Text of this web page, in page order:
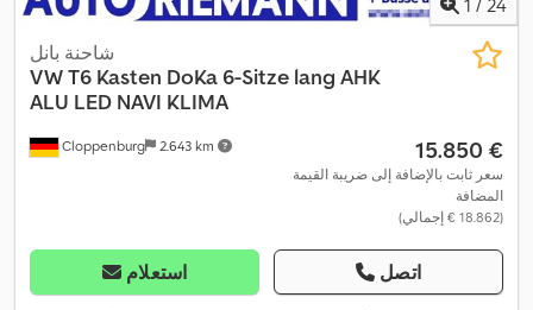
Cloppenburg 2.643 km
شاحنة بانل
VWT6 Kasten DoKa 6-Sitze lang AHK
ALU LED NAVI KLIMA
‏15.850 €
سعر ثابت بالإضافة إلى ضريبة القيمة
المضافة
(‏18.862 € إجمالي)
استعلام اتصل